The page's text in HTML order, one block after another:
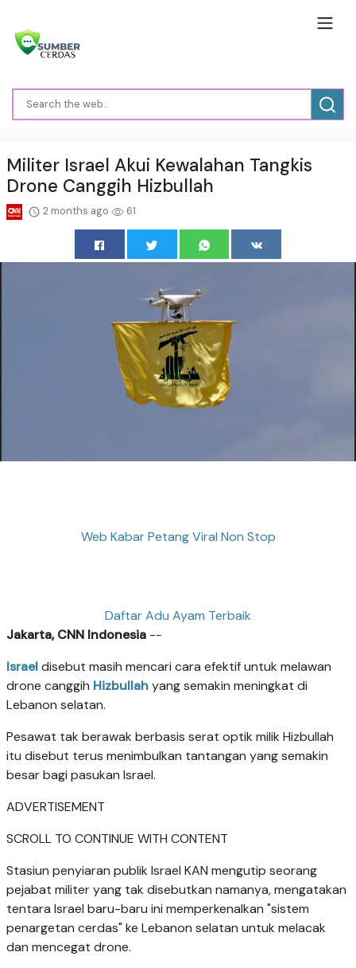
Militer Israel Akui Kewalahan Tangkis
Drone Canggih Hizbullah
2 months ago 61
Web Kabar Petang Viral Non Stop
Daftar Adu Ayam Terbaik
Jakarta, CNN Indonesia --
Israeldisebut masih mencari cara efektif untuk melawan
drone canggih Hizbullahyang semakin meningkat di
Lebanon selatan.
Pesawat tak berawak berbasis serat optik milik Hizbullah
itu disebut terus menimbulkan tantangan yang semakin
besar bagi pasukan Israel.
ADVERTISEMENT
SCROLL TO CONTINUE WITH CONTENT
Stasiun penyiaran publik Israel KAN mengutip seorang
pejabat militer yang tak disebutkan namanya, mengatakan
tentara Israel baru-baru ini memperkenalkan "sistem
penargetan cerdas" ke Lebanon selatan untuk melacak
dan mencegat drone.